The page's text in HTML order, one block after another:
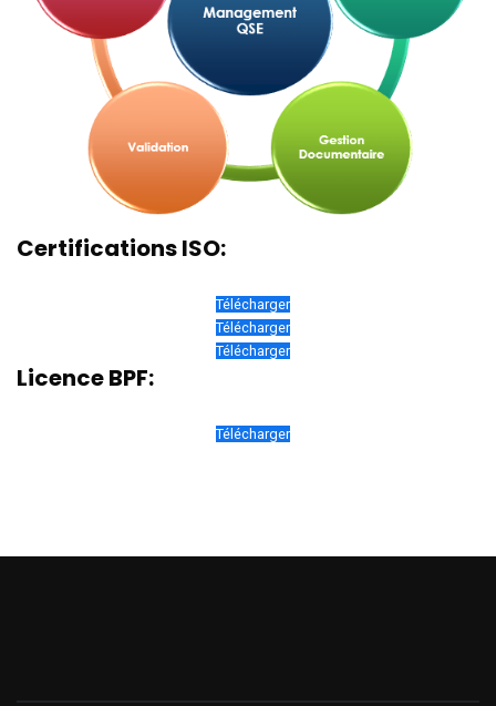
Certifications ISO:
Télécharger
Télécharger
Télécharger
Licence BPF:
Télécharger